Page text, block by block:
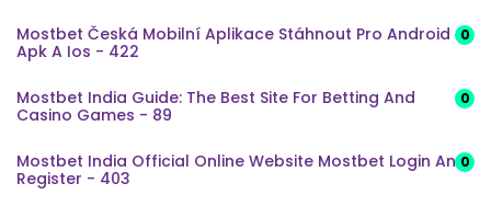
Mostbet Česká Mobilní Aplikace Stáhnout Pro Android
Apk A Ios - 422
0
Mostbet India Guide: The Best Site For Betting And
Casino Games - 89
0
Mostbet India Official Online Website Mostbet Login And
Register - 403
0